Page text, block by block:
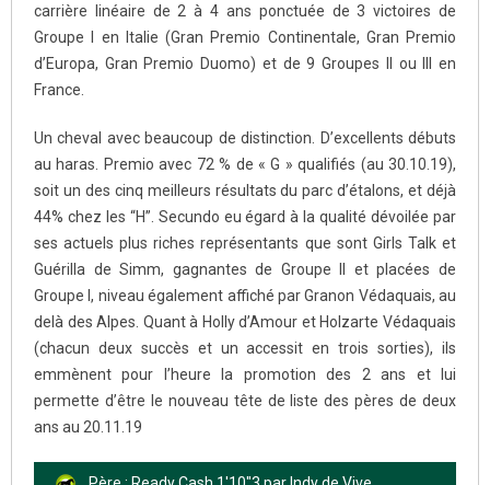
carrière linéaire de 2 à 4 ans ponctuée de 3 victoires de
Groupe I en Italie (Gran Premio Continentale, Gran Premio
d’Europa, Gran Premio Duomo) et de 9 Groupes II ou III en
France.
Un cheval avec beaucoup de distinction. D’excellents débuts
au haras. Premio avec 72 % de « G » qualifiés (au 30.10.19),
soit un des cinq meilleurs résultats du parc d’étalons, et déjà
44% chez les “H”. Secundo eu égard à la qualité dévoilée par
ses actuels plus riches représentants que sont Girls Talk et
Guérilla de Simm, gagnantes de Groupe II et placées de
Groupe I, niveau également affiché par Granon Védaquais, au
delà des Alpes. Quant à Holly d’Amour et Holzarte Védaquais
(chacun deux succès et un accessit en trois sorties), ils
emmènent pour l’heure la promotion des 2 ans et lui
permette d’être le nouveau tête de liste des pères de deux
ans au 20.11.19